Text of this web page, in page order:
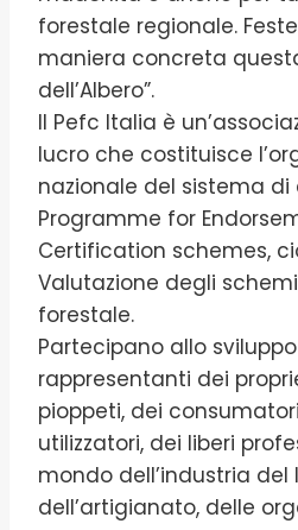
forestale regionale.
maniera concreta
dell’Albero”.
Il Pefc Italia è
lucro che costituisce
nazionale del sistema
Programme for
Certification schemes,
Valutazione degli
forestale.
Partecipano allo
rappresentanti dei
pioppeti, dei
utilizzatori, dei liberi
mondo dell’industria del
dell’artigianato, delle